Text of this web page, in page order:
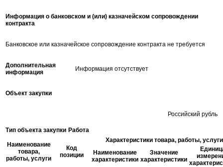
Информация о банковском и (или) казначейском сопровождении
контракта
Банковское или казначейское сопровождение контракта не требуется
Дополнительная
информация
Информация отсутствует
Объект закупки
Российский рубль
Тип объекта закупки Работа
Наименование
товара,
работы, услуги
Код
позиции
Характеристики товара, работы, услуги
Наименование
характеристики
Значение
характеристики